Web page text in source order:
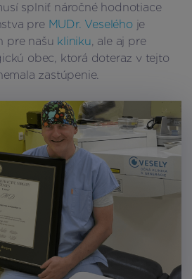
splniť náročné hodnotiace
pre MUDr. Veseléhoje
pre našu kliniku, ale aj pre
obec, ktorá doteraz v tejto
zastúpenie.